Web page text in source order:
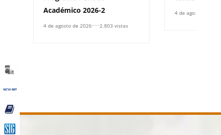
Académico 2026-2
4 de agosto de 2026 2.803 vistas
4 de agosto de